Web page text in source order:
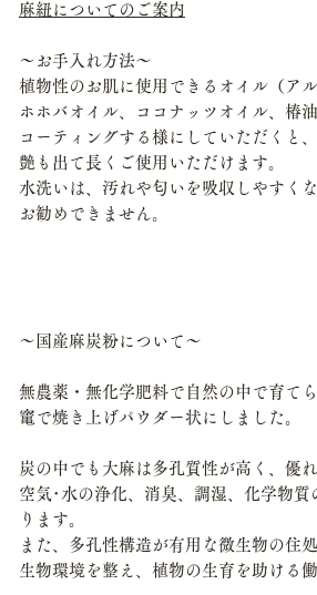
麻紐についてのご案内
～お手入れ方法～
植物性のお肌に使用できるオイル（アル
ホホバオイル、ココナッツオイル、椿
コーティングする様にしていただくと、
艶も出て長くご使用いただけます。
水洗いは、汚れや匂いを吸収しやすく
お勧めできません。
～国産麻炭粉について～
無農薬・無化学肥料で自然の中で育て
竃で焼き上げパウダー状にしました。
炭の中でも大麻は多孔質性が高く、優
空気･水の浄化、消臭、調湿、化学物
ります。
また、多孔性構造が有用な微生物の住処
生物環境を整え、植物の生育を助ける